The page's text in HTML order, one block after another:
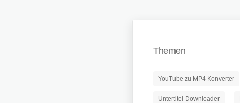
Themen
YouTube zu MP4 Konverter
Untertitel-Downloader